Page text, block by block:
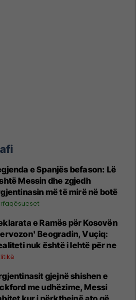
e Spanjës befason: Lë
Messin dhe zgjedh
më të mirë në botë
e Ramës për Kosovën
Beogradin, Vuçiq:
nuk është i lehtë për ne
gjejnë shishen e
me udhëzime, Messi